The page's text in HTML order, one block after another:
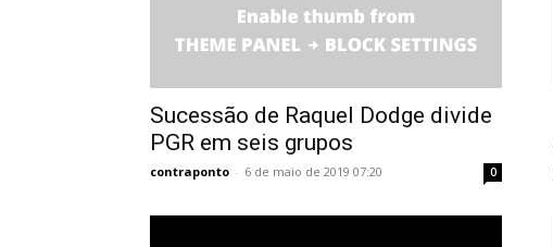
Sucessão de Raquel Dodge divide
PGR em seis grupos
contraponto - 6 de maio de 2019 07:20 0